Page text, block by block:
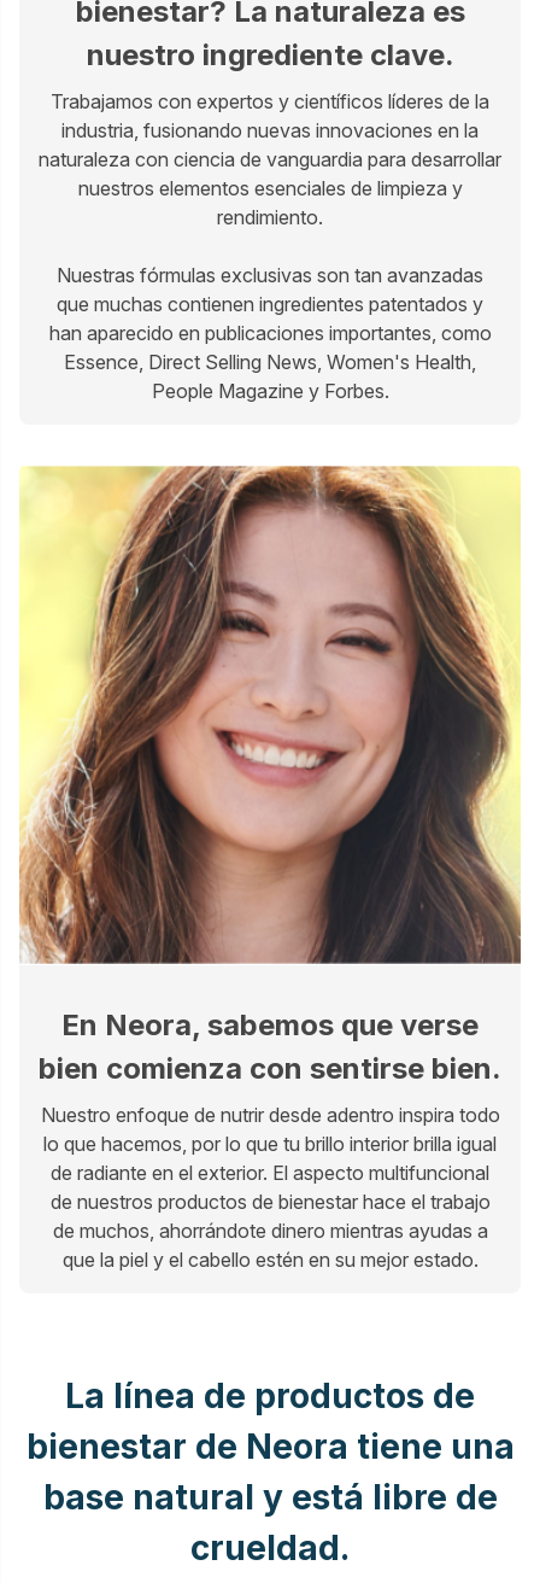
bienestar? La naturaleza es
nuestro ingrediente clave.
Trabajamos con expertos y científicos líderes de la
industria, fusionando nuevas innovaciones en la
naturaleza con ciencia de vanguardia para desarrollar
nuestros elementos esenciales de limpieza y
rendimiento.
Nuestras fórmulas exclusivas son tan avanzadas
que muchas contienen ingredientes patentados y
han aparecido en publicaciones importantes, como
Essence, Direct Selling News, Women's Health,
People Magazine y Forbes.
En Neora, sabemos que verse
bien comienza con sentirse bien.
Nuestro enfoque de nutrir desde adentro inspira todo
lo que hacemos, por lo que tu brillo interior brilla igual
de radiante en el exterior. El aspecto multifuncional
de nuestros productos de bienestar hace el trabajo
de muchos, ahorrándote dinero mientras ayudas a
que la piel y el cabello estén en su mejor estado.
La línea de productos de
bienestar de Neora tiene una
base natural y está libre de
crueldad.